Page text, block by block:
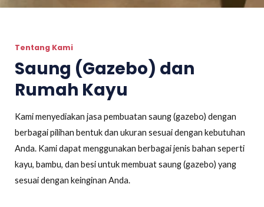
Tentang Kami
Saung (Gazebo) dan
Rumah Kayu
Kami menyediakan jasa pembuatan saung (gazebo) dengan
berbagai pilihan bentuk dan ukuran sesuai dengan kebutuhan
Anda. Kami dapat menggunakan berbagai jenis bahan seperti
kayu, bambu, dan besi untuk membuat saung (gazebo) yang
sesuai dengan keinginan Anda.